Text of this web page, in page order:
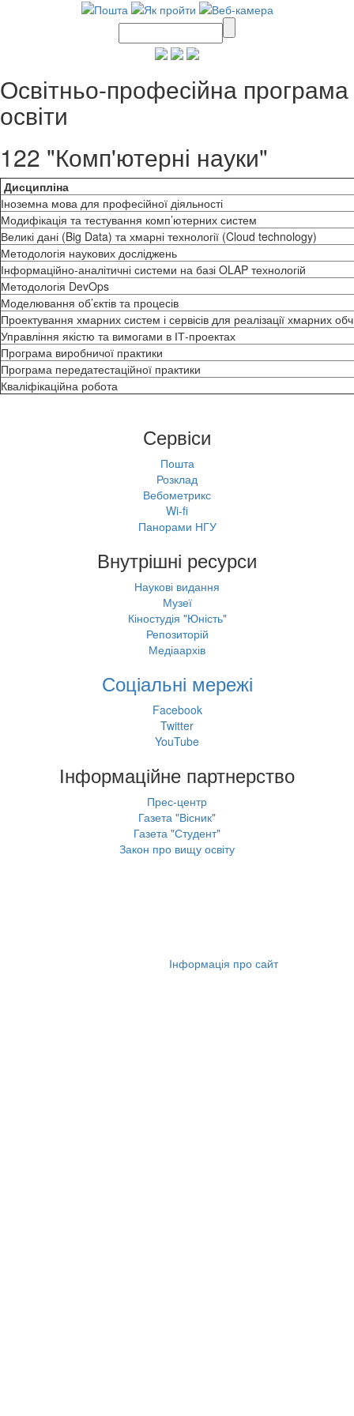
Освітньо-професійна програма
освіти
122 "Комп'ютерні науки"
Дисципліна
Іноземна мова для професійної діяльності
Модифікація та тестування комп’ютерних систем
Великі дані (Big Data) та хмарні технології (Cloud technology)
Методологія наукових досліджень
Інформаційно-аналітичні системи на базі OLAP технологій
Методологія DevOps
Моделювання об’єктів та процесів
Проектування хмарних систем і сервісів для реалізації хмарних
Управління якістю та вимогами в ІТ-проектах
Програма виробничої практики
Програма передатестаційної практики
Кваліфікаційна робота
Сервіси
Пошта
Розклад
Вебометрикс
Wi-fi
Панорами НГУ
Внутрішні ресурси
Наукові видання
Музеї
Кіностудія "Юність"
Репозиторій
Медіаархів
Соціальні мережі
Facebook
Twitter
YouTube
Інформаційне партнерство
Прес-центр
Газета "Вісник"
Газета "Студент"
Закон про вищу освіту
Інформація про сайт